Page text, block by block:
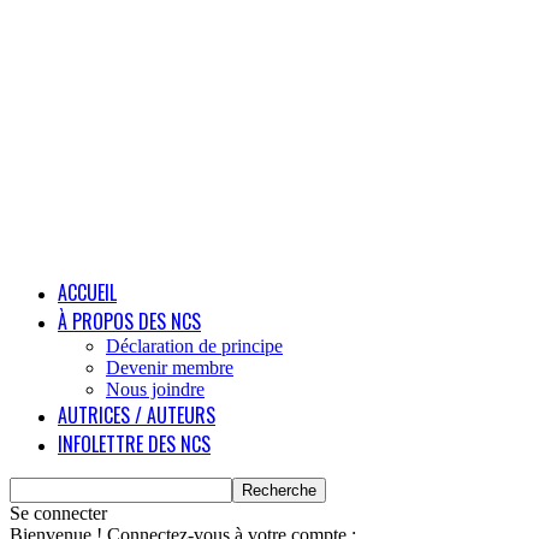
ACCUEIL
À PROPOS DES NCS
Déclaration de principe
Devenir membre
Nous joindre
AUTRICES / AUTEURS
INFOLETTRE DES NCS
Se connecter
Bienvenue ! Connectez-vous à votre compte :